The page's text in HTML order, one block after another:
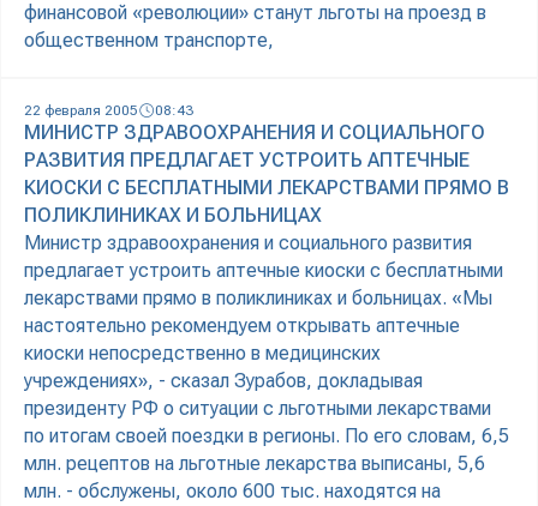
финансовой «революции» станут льготы на проезд в
общественном транспорте,
22 февраля 2005 08:43
МИНИСТР ЗДРАВООХРАНЕНИЯ И СОЦИАЛЬНОГО
РАЗВИТИЯ ПРЕДЛАГАЕТ УСТРОИТЬ АПТЕЧНЫЕ
КИОСКИ С БЕСПЛАТНЫМИ ЛЕКАРСТВАМИ ПРЯМО В
ПОЛИКЛИНИКАХ И БОЛЬНИЦАХ
Министр здравоохранения и социального развития
предлагает устроить аптечные киоски с бесплатными
лекарствами прямо в поликлиниках и больницах. «Мы
настоятельно рекомендуем открывать аптечные
киоски непосредственно в медицинских
учреждениях», - сказал Зурабов, докладывая
президенту РФ о ситуации с льготными лекарствами
по итогам своей поездки в регионы. По его словам, 6,5
млн. рецептов на льготные лекарства выписаны, 5,6
млн. - обслужены, около 600 тыс. находятся на